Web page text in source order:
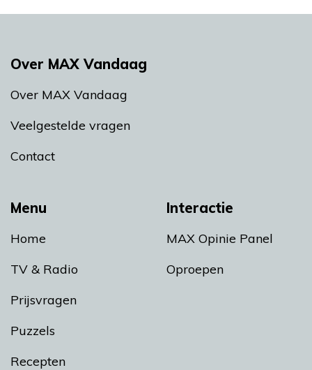
Menu
Home
TV & Radio
Prijsvragen
Puzzels
Recepten
Interactie
MAX Opinie Panel
Oproepen
Over MAX Vandaag
Over MAX Vandaag
Veelgestelde vragen
Contact